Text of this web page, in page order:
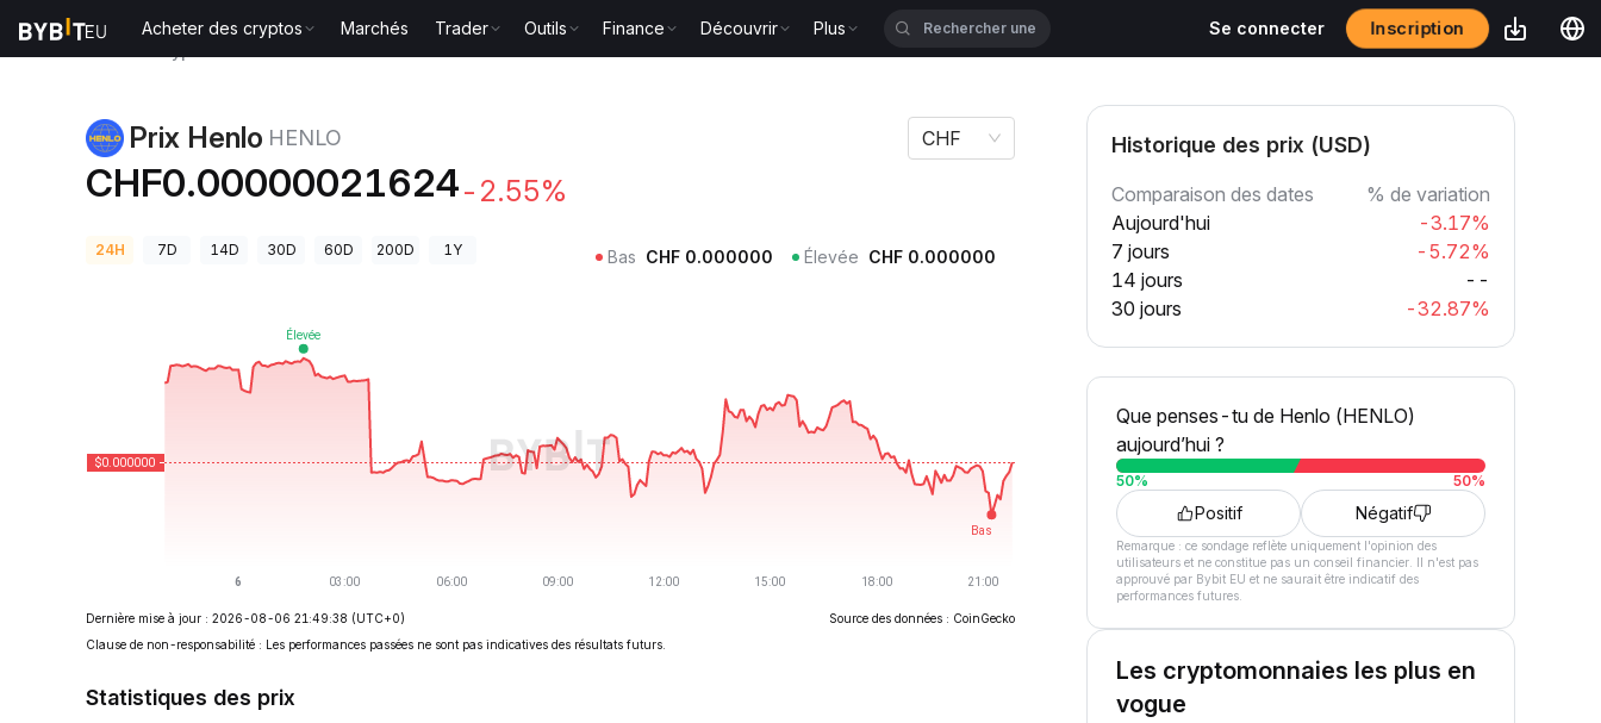
Acheter des cryptos Marchés Trader Outils Finance Découvrir Plus Se connecter Inscription
Prix Henlo HENLO
CHF0.00000021624-2.55%
CHF
24H 7D 14D 30D 60D 200D 1Y Bas CHF 0.000000 Élevée CHF 0.000000
Dernière mise à jour : 2026-08-06 21:49:38 (UTC+0)
Source des données : CoinGecko
Clause de non-responsabilité : Les performances passées ne sont pas indicatives des résultats futurs.
Statistiques des prix
Historique des prix (USD)
Comparaison des dates
% de variation
Aujourd'hui
-3.17%
7 jours
-5.72%
14 jours
--
30 jours
-32.87%
Que penses-tu de Henlo (HENLO)
aujourd’hui ?
50% 50%
Positif Négatif
Remarque : ce sondage reflète uniquement l'opinion des
utilisateurs et ne constitue pas un conseil financier. Il n'est pas
approuvé par Bybit EU et ne saurait être indicatif des
performances futures.
Les cryptomonnaies les plus en
vogue